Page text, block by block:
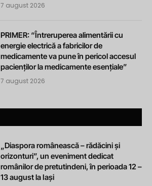
7 august 2026
PRIMER: “Întreruperea alimentării cu
energie electrică a fabricilor de
medicamente va pune în pericol accesul
pacienților la medicamente esențiale”
7 august 2026
„Diaspora românească – rădăcini și
orizonturi”, un eveniment dedicat
românilor de pretutindeni, în perioada 12 –
13 august la Iași